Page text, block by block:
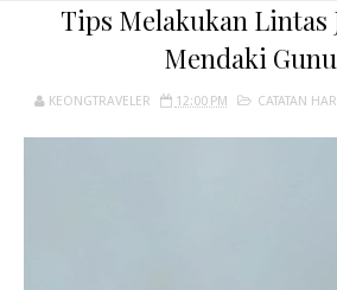
Tips Melakukan Lintas
Mendaki
KEONGTRAVELER 12:00 PM CATATAN